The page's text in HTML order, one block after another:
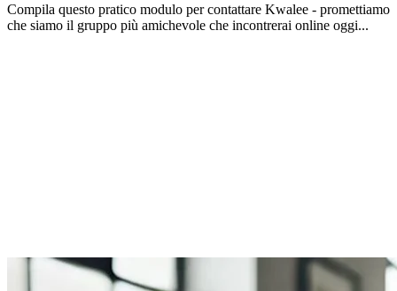
Compila questo pratico modulo per contattare Kwalee - promettiamo
che siamo il gruppo più amichevole che incontrerai online oggi...